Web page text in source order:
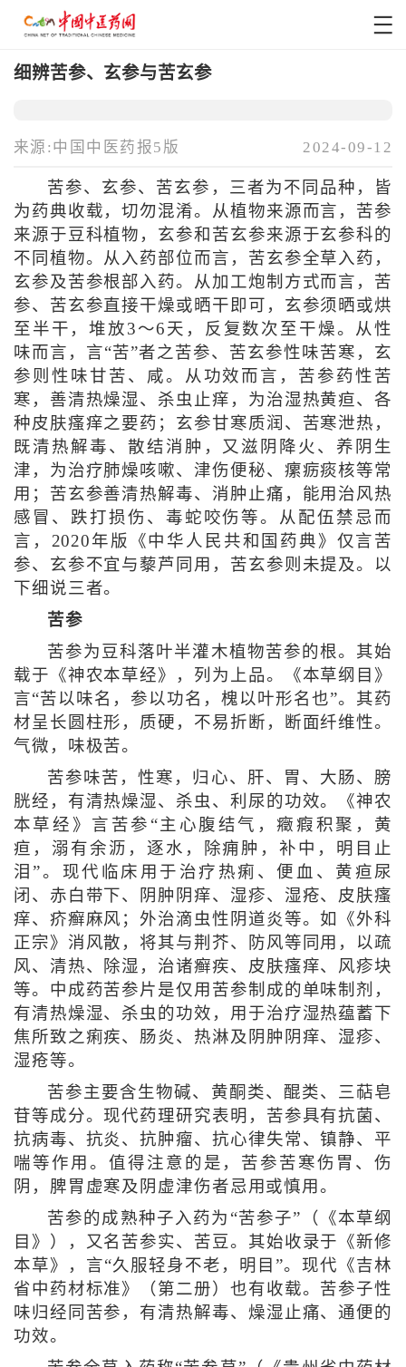
细辨苦参、玄参与苦玄参
来源:中国中医药报5版 2024-09-12
苦参、玄参、苦玄参，三者为不同品种，皆
为药典收载，切勿混淆。从植物来源而言，苦参
来源于豆科植物，玄参和苦玄参来源于玄参科的
不同植物。从入药部位而言，苦玄参全草入药，
玄参及苦参根部入药。从加工炮制方式而言，苦
参、苦玄参直接干燥或晒干即可，玄参须晒或烘
至半干，堆放3～6天，反复数次至干燥。从性
味而言，言“苦”者之苦参、苦玄参性味苦寒，玄
参则性味甘苦、咸。从功效而言，苦参药性苦
寒，善清热燥湿、杀虫止痒，为治湿热黄疸、各
种皮肤瘙痒之要药；玄参甘寒质润、苦寒泄热，
既清热解毒、散结消肿，又滋阴降火、养阴生
津，为治疗肺燥咳嗽、津伤便秘、瘰疬痰核等常
用；苦玄参善清热解毒、消肿止痛，能用治风热
感冒、跌打损伤、毒蛇咬伤等。从配伍禁忌而
言，2020年版《中华人民共和国药典》仅言苦
参、玄参不宜与藜芦同用，苦玄参则未提及。以
下细说三者。
苦参
苦参为豆科落叶半灌木植物苦参的根。其始
载于《神农本草经》，列为上品。《本草纲目》
言“苦以味名，参以功名，槐以叶形名也”。其药
材呈长圆柱形，质硬，不易折断，断面纤维性。
气微，味极苦。
苦参味苦，性寒，归心、肝、胃、大肠、膀
胱经，有清热燥湿、杀虫、利尿的功效。《神农
本草经》言苦参“主心腹结气，癥瘕积聚，黄
疸，溺有余沥，逐水，除痈肿，补中，明目止
泪”。现代临床用于治疗热痢、便血、黄疸尿
闭、赤白带下、阴肿阴痒、湿疹、湿疮、皮肤瘙
痒、疥癣麻风；外治滴虫性阴道炎等。如《外科
正宗》消风散，将其与荆芥、防风等同用，以疏
风、清热、除湿，治诸癣疾、皮肤瘙痒、风疹块
等。中成药苦参片是仅用苦参制成的单味制剂，
有清热燥湿、杀虫的功效，用于治疗湿热蕴蓄下
焦所致之痢疾、肠炎、热淋及阴肿阴痒、湿疹、
湿疮等。
苦参主要含生物碱、黄酮类、醌类、三萜皂
苷等成分。现代药理研究表明，苦参具有抗菌、
抗病毒、抗炎、抗肿瘤、抗心律失常、镇静、平
喘等作用。值得注意的是，苦参苦寒伤胃、伤
阴，脾胃虚寒及阴虚津伤者忌用或慎用。
苦参的成熟种子入药为“苦参子”（《本草纲
目》），又名苦参实、苦豆。其始收录于《新修
本草》，言“久服轻身不老，明目”。现代《吉林
省中药材标准》（第二册）也有收载。苦参子性
味归经同苦参，有清热解毒、燥湿止痛、通便的
功效。